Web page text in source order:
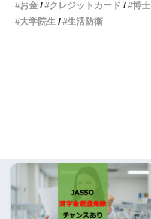
お金
クレジットカード 博士
大学院生
生活防衛